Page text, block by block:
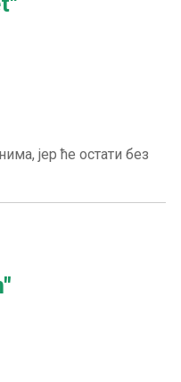
јер ће остати без